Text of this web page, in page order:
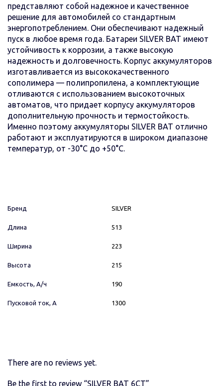
представляют собой надежное и качественное
решение для автомобилей со стандартным
энергопотреблением. Они обеспечивают надежный
пуск в любое время года. Батареи SILVER BAT имеют
устойчивость к коррозии, а также высокую
надежность и долговечность. Корпус аккумуляторов
изготавливается из высококачественного
сополимера — полипропилена, а комплектующие
отливаются с использованием высокоточных
автоматов, что придает корпусу аккумуляторов
дополнительную прочность и термостойкость.
Именно поэтому аккумуляторы SILVER BAT отлично
работают и эксплуатируются в широком диапазоне
температур, от -30°С до +50°С.
Бренд SILVER
Длина 513
Ширина 223
Высота 215
Емкость, А/ч 190
Пусковой ток, А 1300
There are no reviews yet.
Be the first to review “SILVER BAT 6СТ”